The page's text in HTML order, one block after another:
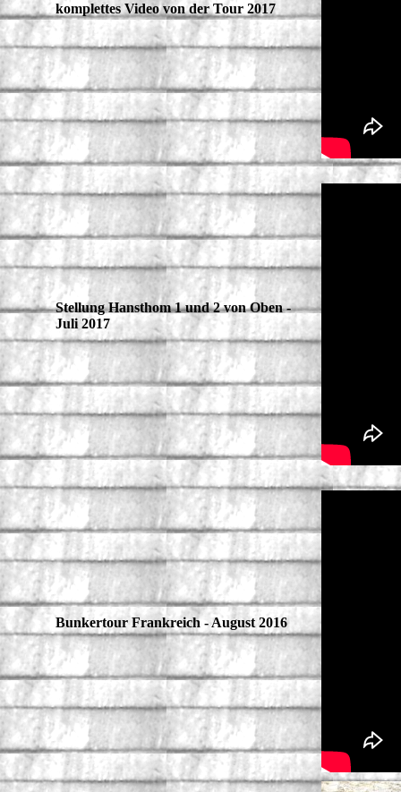
komplettes Video von der Tour 2017
Stellung Hansthom 1 und 2 von Oben -
Juli 2017
Bunkertour Frankreich - August 2016